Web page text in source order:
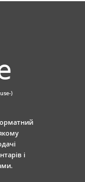
)
і